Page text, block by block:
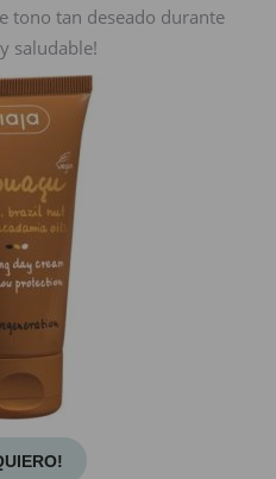
tono tan deseado durante
saludable!